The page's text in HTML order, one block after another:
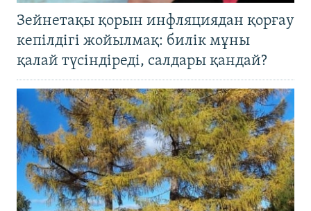
Зейнетақы қорын инфляциядан қорғау
кепілдігі жойылмақ: билік мұны
қалай түсіндіреді, салдары қандай?